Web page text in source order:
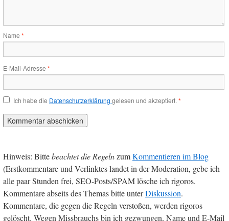
Name *
E-Mail-Adresse *
Ich habe die Datenschutzerklärung gelesen und akzeptiert. *
Hinweis: Bittebeachtet die RegelnzumKommentieren im Blog
(Erstkommentare und Verlinktes landet in der Moderation, gebe ich
alle paar Stunden frei, SEO-Posts/SPAM lösche ich rigoros.
Kommentare abseits des Themas bitte unterDiskussion.
Kommentare, die gegen die Regeln verstoßen, werden rigoros
gelöscht. Wegen Missbrauchs bin ich gezwungen, Name und E-Mail